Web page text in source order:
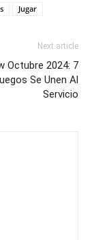
Jugar
Next article
Octubre 2024: 7
Se Unen Al
Servicio